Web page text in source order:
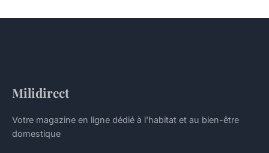
Milidirect
Votre magazine en ligne dédié à l'habitat et au bien-être
domestique